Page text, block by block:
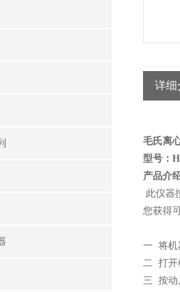
详细
毛氏离
型号：
产品介
此仪器
您获得
一 将机
二 打开
三 按动